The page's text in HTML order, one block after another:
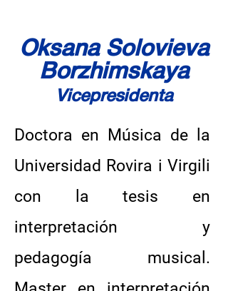
Oksana Solovieva
Borzhimskaya
Vicepresidenta
Doctora en Música de la
Universidad Rovira i Virgili
con la tesis en
interpretación y
pedagogía musical.